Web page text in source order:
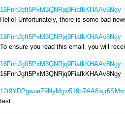
16FnhJgft5PxM3QNRjq9FiafkKHAAv8Ngy
16FnhJgft5PxM3QNRjq9FiafkKHAAv8Ngy
16FnhJgft5PxM3QNRjq9FiafkKHAAv8Ngy
16FnhJgft5PxM3QNRjq9FiafkKHAAv8Ngy
12t9YDPgwueZ9NyMgw519p7AA8isjr6SMw
test